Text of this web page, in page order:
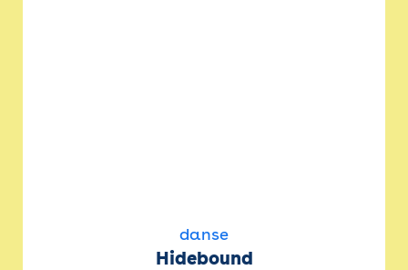
danse
Hidebound